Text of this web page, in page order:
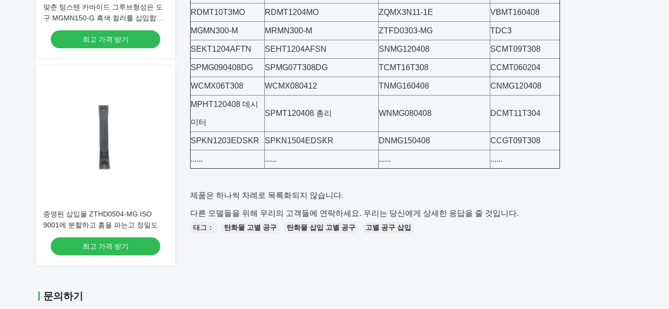
맞춘 텅스텐 카바이드 그루브형성은 도
구 MGMN150-G 흑색 컬러를 삽입합니
최고 가격 받기
증명된 삽입물 ZTHD0504-MG ISO
9001에 분할하고 홈을 파는고 정밀도
최고 가격 받기
문의하기
RDMT10T3MO RDMT1204MO ZQMX3N11-1E VBMT160408
MGMN300-M MRMN300-M ZTFD0303-MG TDC3
SEKT1204AFTN SEHT1204AFSN SNMG120408 SCMT09T308
SPMG090408DG SPMG07T308DG TCMT16T308 CCMT060204
WCMX06T308 WCMX080412 TNMG160408 CNMG120408
MPHT120408 데시
미터
SPMT120408 총리 WNMG080408 DCMT11T304
SPKN1203EDSKR SPKN1504EDSKR DNMG150408 CCGT09T308
...... ...... ...... ......
제품은 하나씩 차례로 목록화되지 않습니다.
다른 모델들을 위해 우리의 고객들에 연락하세요. 우리는 당신에게 상세한 응답을 줄 것입니다.
태그： 탄화물 고별 공구 탄화물 삽입 고별 공구 고별 공구 삽입